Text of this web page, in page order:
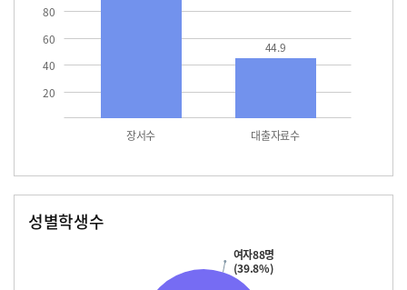
20
40
60
80
장서수 대출자료수
44.9
성별학생수
여자88명
(39.8%)